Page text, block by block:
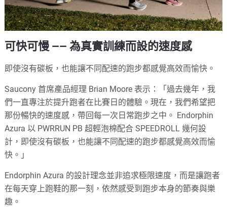
可快可慢 —— 為真實訓練而設的速度感
即使沒有碳板，也能讓不同配速的跑步都感覺高效而愉快。
Saucony 首席產品經理 Brian Moore 表示：「過去幾年，我
們一直專注於提升跑者在比賽日的體驗。現在，我們希望把
那份暢快的速度感，帶回每一次日常跑步之中。 Endorphin
Azura 以 PWRRUN PB 超輕泡棉配合 SPEEDROLL 幾何設
計，即使沒有碳板，也能讓不同配速的跑步都感覺高效而愉
快。」
Endorphin Azura 的設計理念並非追求極限速度，而是讓跑者
在每天穿上跑鞋的那一刻，依然感受到跑步本身的節奏與樂
趣。